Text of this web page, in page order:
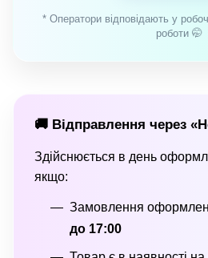
* Оператори відповідають у
роботи 🤭
🚚 Відправлення через
Здійснюється в день
якщо:
Замовлення
до 17:00